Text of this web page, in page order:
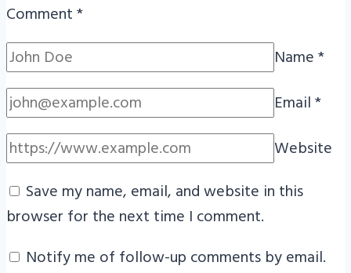
Comment*
Name*
Email*
Website
Save my name, email, and website in this
browser for the next time I comment.
Notify me of follow-up comments by email.